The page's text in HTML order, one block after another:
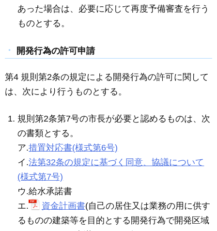
あった場合は、必要に応じて再度予備審査を行う
ものとする。
開発行為の許可申請
第4 規則第2条の規定による開発行為の許可に関して
は、次により行うものとする。
規則第2条第7号の市長が必要と認めるものは、次
の書類とする。
ア.措置対応書(様式第6号)
イ.法第32条の規定に基づく同意、協議について
(様式第7号)
ウ.給水承諾書
エ.
資金計画書(自己の居住又は業務の用に供す
るものの建築等を目的とする開発行為で開発区域